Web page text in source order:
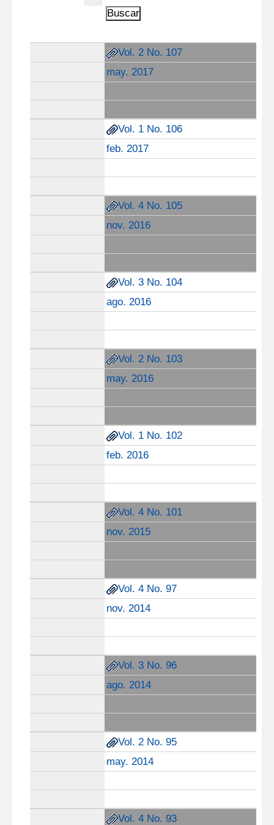
Vol. 2 No. 107
may. 2017
Vol. 1 No. 106
feb. 2017
Vol. 4 No. 105
nov. 2016
Vol. 3 No. 104
ago. 2016
Vol. 2 No. 103
may. 2016
Vol. 1 No. 102
feb. 2016
Vol. 4 No. 101
nov. 2015
Vol. 4 No. 97
nov. 2014
Vol. 3 No. 96
ago. 2014
Vol. 2 No. 95
may. 2014
Vol. 4 No. 93